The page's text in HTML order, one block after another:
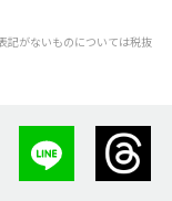
がないものについては税抜